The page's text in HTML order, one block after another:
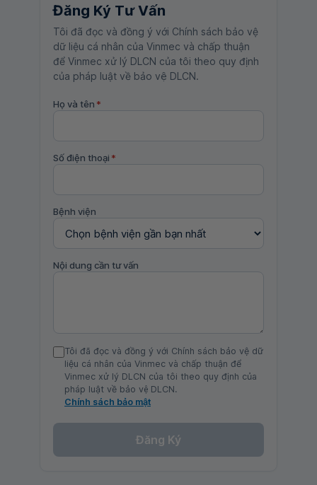
Đăng Ký Tư Vấn
Tôi đã đọc và đồng ý với Chính sách bảo vệ
dữ liệu cá nhân của Vinmec và chấp thuận
để Vinmec xử lý DLCN của tôi theo quy định
của pháp luật về bảo vệ DLCN.
Họ và tên *
Số điện thoại *
Bệnh viện
Nội dung cần tư vấn
Tôi đã đọc và đồng ý với Chính sách bảo vệ dữ
liệu cá nhân của Vinmec và chấp thuận để
Vinmec xử lý DLCN của tôi theo quy định của
pháp luật về bảo vệ DLCN.
Chính sách bảo mật
Đăng Ký